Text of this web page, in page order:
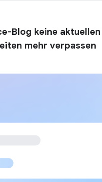
Blog keine aktuellen
mehr verpassen